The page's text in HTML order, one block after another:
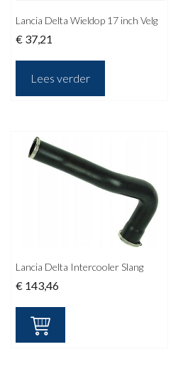
Lancia Delta Wieldop 17 inch Velg
€ 37,21
Lees verder
Lancia Delta Intercooler Slang
€ 143,46